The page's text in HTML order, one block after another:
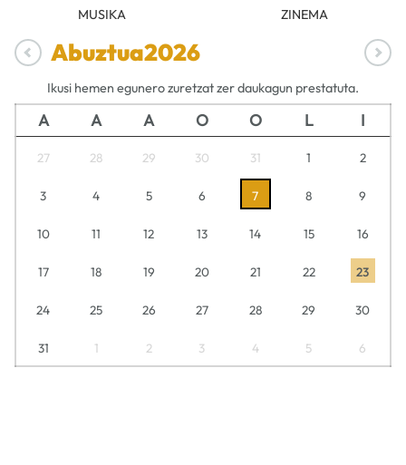
MUSIKA ZINEMA
Abuztua2026
Ikusi hemen egunero zuretzat zer daukagun prestatuta.
A A A O O L I
27 28 29 30 31 1 2
3 4 5 6 7 8 9
10 11 12 13 14 15 16
17 18 19 20 21 22 23
24 25 26 27 28 29 30
31 1 2 3 4 5 6